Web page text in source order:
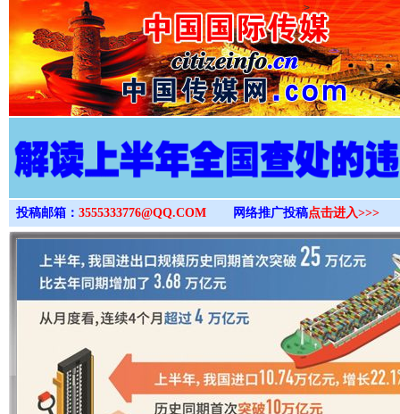
>
投稿邮箱： 3555333776@QQ.COM 网络推广投稿点击进入>>>